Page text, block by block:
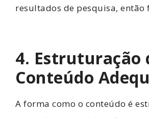
resultados de pesquisa, então
4. Estruturação
Conteúdo
A forma como o conteúdo é